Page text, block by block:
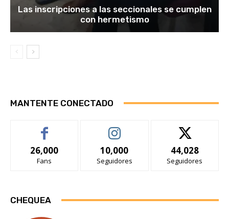
Las inscripciones a las seccionales se cumplen
con hermetismo
MANTENTE CONECTADO
26,000
Fans
10,000
Seguidores
44,028
Seguidores
CHEQUEA